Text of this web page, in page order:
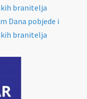
branitelja
Dana pobjede i
branitelja